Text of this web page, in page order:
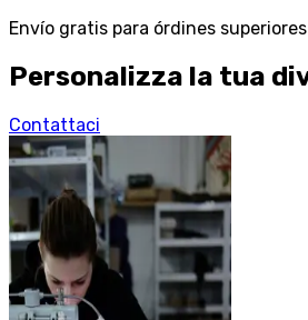
Envío gratis para órdines
Personalizza la tua
Contattaci